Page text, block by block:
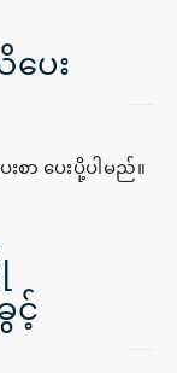
ေး
ပေးပို့ပါမည်။
င့်